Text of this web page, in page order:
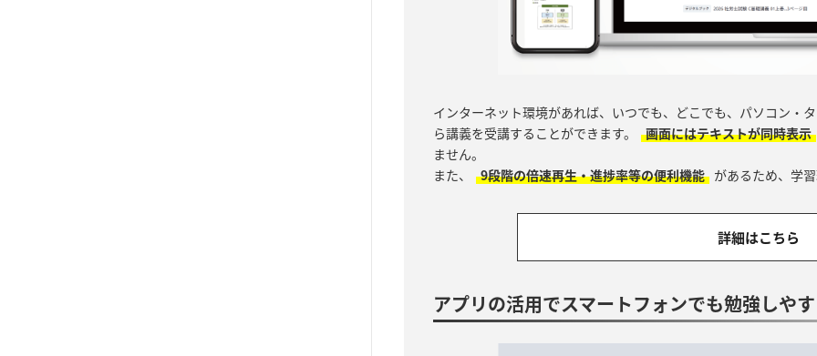
インターネット環境があれば、いつでも、どこでも、パソコン・
ら講義を受講することができます。
画面にはテキストが同時表示
ません。
また、
9段階の倍速再生・進捗率等の便利機能 があるため、学
詳細はこちら
アプリの活用でスマートフォンでも勉強しや